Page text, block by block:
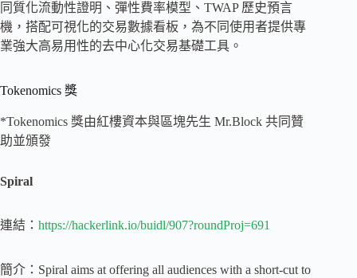
同質化流動性證明、彈性費率模型、TWAP 歷史預言
機，搭配可視化的交易數據看板，為不同使用者提供專
業強大高易用性的去中心化交易基礎工具。
Tokenomics 獎
*Tokenomics 獎由紅樓資本與區塊先生 Mr.Block 共同贊
助並頒發
Spiral
連結： https://hackerlink.io/buidl/907?roundProj=691
簡介：Spiral aims at offering all audiences with a short-cut to